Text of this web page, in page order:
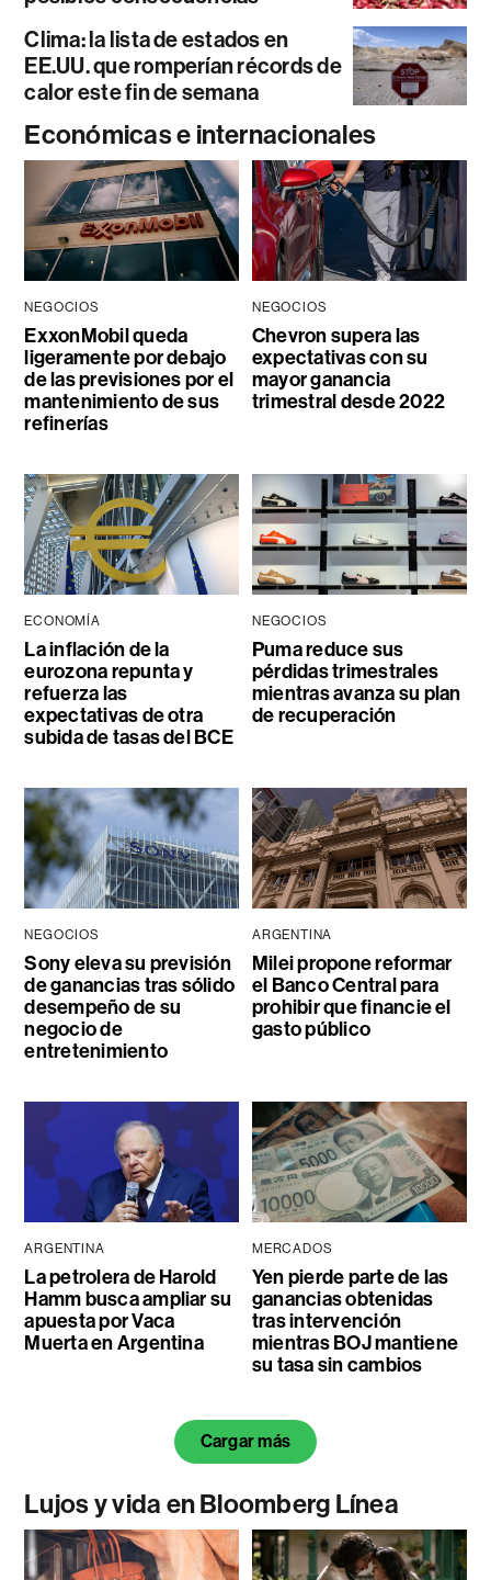
Clima: la lista de estados en
EE.UU. que romperían récords de
calor este fin de semana
Económicas e internacionales
NEGOCIOS
ExxonMobil queda
ligeramente por debajo
de las previsiones por el
mantenimiento de sus
refinerías
NEGOCIOS
Chevron supera las
expectativas con su
mayor ganancia
trimestral desde 2022
ECONOMÍA
La inflación de la
eurozona repunta y
refuerza las
expectativas de otra
subida de tasas del BCE
NEGOCIOS
Puma reduce sus
pérdidas trimestrales
mientras avanza su plan
de recuperación
NEGOCIOS
Sony eleva su previsión
de ganancias tras sólido
desempeño de su
negocio de
entretenimiento
ARGENTINA
Milei propone reformar
el Banco Central para
prohibir que financie el
gasto público
ARGENTINA
La petrolera de Harold
Hamm busca ampliar su
apuesta por Vaca
Muerta en Argentina
MERCADOS
Yen pierde parte de las
ganancias obtenidas
tras intervención
mientras BOJ mantiene
su tasa sin cambios
Cargar más
Lujos y vida en Bloomberg Línea